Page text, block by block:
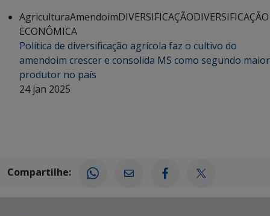
AgriculturaAmendoimDIVERSIFICAÇÃODIVERSIFICAÇÃO
ECONÔMICA
Política de diversificação agrícola faz o cultivo do
amendoim crescer e consolida MS como segundo maior
produtor no país
24 jan 2025
Compartilhe: